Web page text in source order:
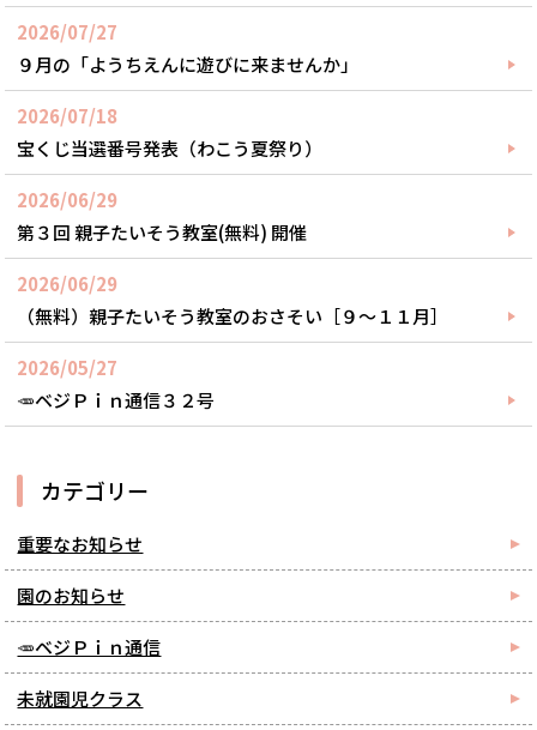
2026/07/27
９月の「ようちえんに遊びに来ませんか」
2026/07/18
宝くじ当選番号発表（わこう夏祭り）
2026/06/29
第３回 親子たいそう教室(無料) 開催
2026/06/29
（無料）親子たいそう教室のおさそい［９～１１月］
2026/05/27
🥕ベジＰｉｎ通信３２号
カテゴリー
重要なお知らせ
園のお知らせ
🥕ベジＰｉｎ通信
未就園児クラス